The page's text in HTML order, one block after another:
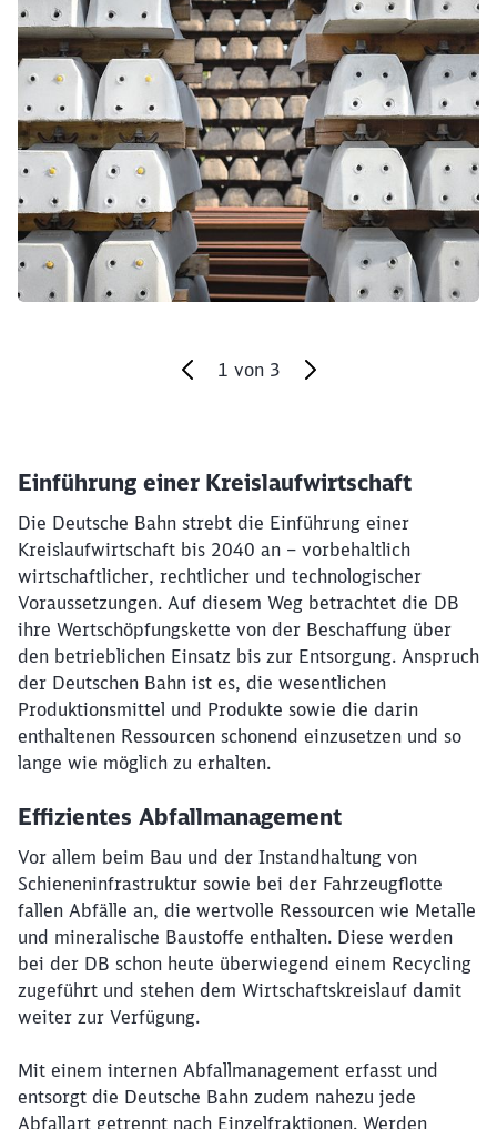
1 von 3
Einführung einer Kreislaufwirtschaft
Die Deutsche Bahn strebt die Einführung einer
Kreislaufwirtschaft bis 2040 an – vorbehaltlich
wirtschaftlicher, rechtlicher und technologischer
Voraussetzungen. Auf diesem Weg betrachtet die DB
ihre Wertschöpfungskette von der Beschaffung über
den betrieblichen Einsatz bis zur Entsorgung. Anspruch
der Deutschen Bahn ist es, die wesentlichen
Produktionsmittel und Produkte sowie die darin
enthaltenen Ressourcen schonend einzusetzen und so
lange wie möglich zu erhalten.
Effizientes Abfallmanagement
Vor allem beim Bau und der Instandhaltung von
Schieneninfrastruktur sowie bei der Fahrzeugflotte
fallen Abfälle an, die wertvolle Ressourcen wie Metalle
und mineralische Baustoffe enthalten. Diese werden
bei der DB schon heute überwiegend einem Recycling
zugeführt und stehen dem Wirtschaftskreislauf damit
weiter zur Verfügung.
Mit einem internen Abfallmanagement erfasst und
entsorgt die Deutsche Bahn zudem nahezu jede
Abfallart getrennt nach Einzelfraktionen. Werden